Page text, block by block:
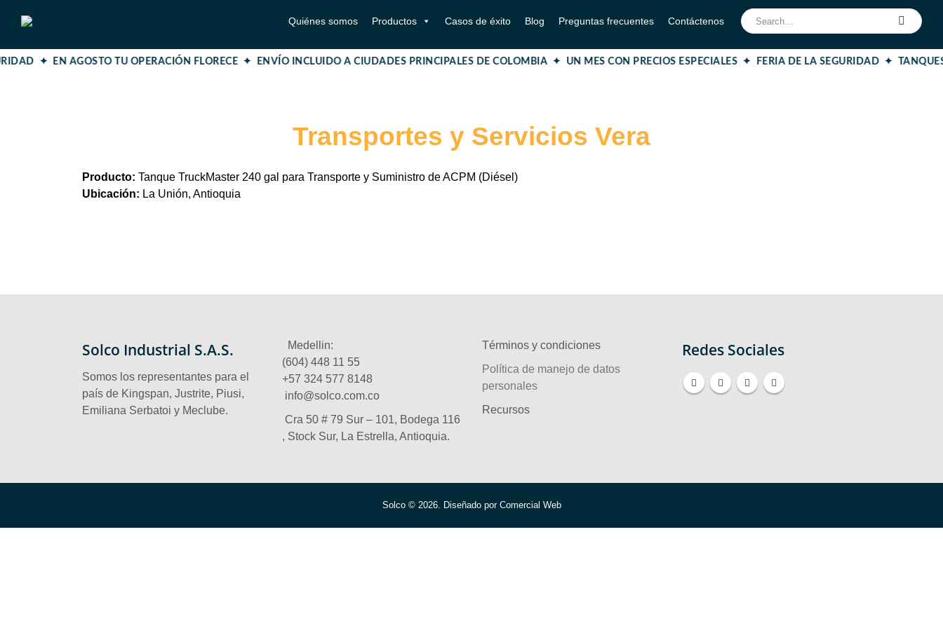
Quiénes somos Productos Casos de éxito Blog Preguntas frecuentes Contáctenos
✦ EN AGOSTO TU OPERACIÓN FLORECE ✦ ENVÍO INCLUIDO A CIUDADES PRINCIPALES DE COLOMBIA ✦ UN MES CON PRECIOS ESPECIALES ✦ FERIA DE LA SEGURIDAD ✦
Transportes y Servicios Vera
Producto: Tanque TruckMaster 240 gal para Transporte y Suministro de ACPM (Diésel)
Ubicación: La Unión, Antioquia
Solco Industrial S.A.S.
Somos los representantes para el
país de Kingspan, Justrite, Piusi,
Emiliana Serbatoi y Meclube.
Medellin:
(604) 448 11 55
‪+57 324 577 8148
info@solco.com.co
Cra 50 # 79 Sur – 101, Bodega 116
, Stock Sur, La Estrella, Antioquia.
Términos y condiciones
Política de manejo de datos
personales
Recursos
Redes Sociales
Solco © 2026. Diseñado por Comercial Web